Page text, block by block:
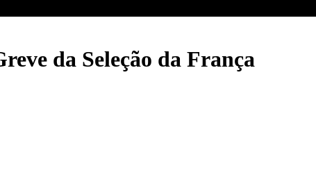
da Seleção da França